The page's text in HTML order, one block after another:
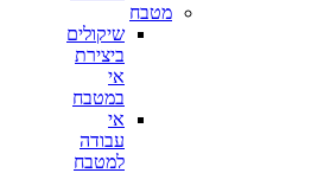
מטבח
שיקולים
ביצירת
אי
במטבח
אי
עבודה
למטבח